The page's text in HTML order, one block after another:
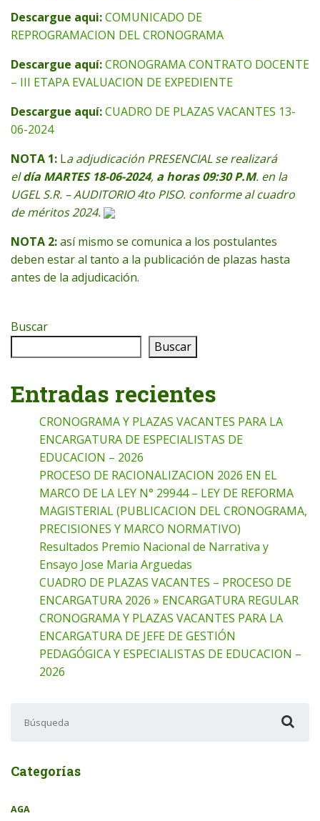
Descargue aqui:COMUNICADO DE
REPROGRAMACION DEL CRONOGRAMA
Descargue aquí:CRONOGRAMA CONTRATO DOCENTE
– III ETAPA EVALUACION DE EXPEDIENTE
Descargue aquí:CUADRO DE PLAZAS VACANTES 13-
06-2024
NOTA 1: La adjudicación PRESENCIAL se realizará
eldía MARTES 18-06-2024, a horas 09:30 P.M. en la
UGEL S.R. – AUDITORIO 4to PISO. conforme al cuadro
de méritos 2024.
NOTA 2:así mismo se comunica a los postulantes
deben estar al tanto a la publicación de plazas hasta
antes de la adjudicación.
Buscar
Buscar
Entradas recientes
CRONOGRAMA Y PLAZAS VACANTES PARA LA
ENCARGATURA DE ESPECIALISTAS DE
EDUCACION – 2026
PROCESO DE RACIONALIZACION 2026 EN EL
MARCO DE LA LEY N° 29944 – LEY DE REFORMA
MAGISTERIAL (PUBLICACION DEL CRONOGRAMA,
PRECISIONES Y MARCO NORMATIVO)
Resultados Premio Nacional de Narrativa y
Ensayo Jose Maria Arguedas
CUADRO DE PLAZAS VACANTES – PROCESO DE
ENCARGATURA 2026 » ENCARGATURA REGULAR
CRONOGRAMA Y PLAZAS VACANTES PARA LA
ENCARGATURA DE JEFE DE GESTIÓN
PEDAGÓGICA Y ESPECIALISTAS DE EDUCACION –
2026
Categorías
AGA